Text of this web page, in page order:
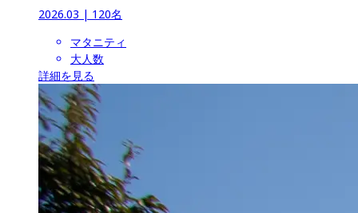
2026.03 | 120名
マタニティ
大人数
詳細を見る